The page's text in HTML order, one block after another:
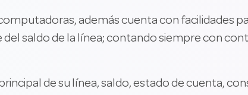
además cuenta con facilidades
saldo de la línea; contando siempre con
de su línea, saldo, estado de cuenta,